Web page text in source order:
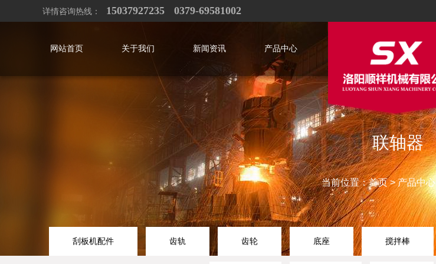
详情咨询热线： 15037927235 0379-69581002
网站首页 关于我们 新闻资讯 产品中心
联轴器
当前位置：首页>产品中心
刮板机配件 齿轨 齿轮 底座 搅拌棒